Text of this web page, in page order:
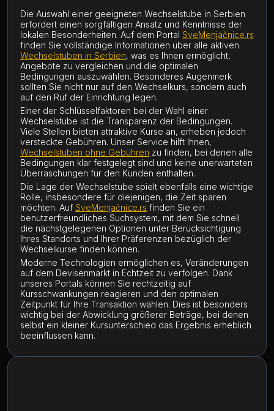
Die Auswahl einer geeigneten Wechselstube in Serbien
erfordert einen sorgfältigen Ansatz und Kenntnisse der
lokalen Besonderheiten. Auf dem Portal SveMenjačnice.rs
finden Sie vollständige Informationen über alle aktiven
Wechselstuben in Serbien, was es Ihnen ermöglicht,
Angebote zu vergleichen und die optimalen
Bedingungen auszuwählen. Besonderes Augenmerk
sollten Sie nicht nur auf den Wechselkurs, sondern auch
auf den Ruf der Einrichtung legen.
Einer der Schlüsselfaktoren bei der Wahl einer
Wechselstube ist die Transparenz der Bedingungen.
Viele Stellen bieten attraktive Kurse an, erheben jedoch
versteckte Gebühren. Unser Service hilft Ihnen,
Wechselstuben ohne Gebühren zu finden, bei denen alle
Bedingungen klar festgelegt sind und keine unerwarteten
Überraschungen für den Kunden enthalten.
Die Lage der Wechselstube spielt ebenfalls eine wichtige
Rolle, insbesondere für diejenigen, die Zeit sparen
möchten. Auf SveMenjačnice.rs finden Sie ein
benutzerfreundliches Suchsystem, mit dem Sie schnell
die nächstgelegenen Optionen unter Berücksichtigung
Ihres Standorts und Ihrer Präferenzen bezüglich der
Wechselkurse finden können.
Moderne Technologien ermöglichen es, Veränderungen
auf dem Devisenmarkt in Echtzeit zu verfolgen. Dank
unseres Portals können Sie rechtzeitig auf
Kursschwankungen reagieren und den optimalen
Zeitpunkt für Ihre Transaktion wählen. Dies ist besonders
wichtig bei der Abwicklung größerer Beträge, bei denen
selbst ein kleiner Kursunterschied das Ergebnis erheblich
beeinflussen kann.